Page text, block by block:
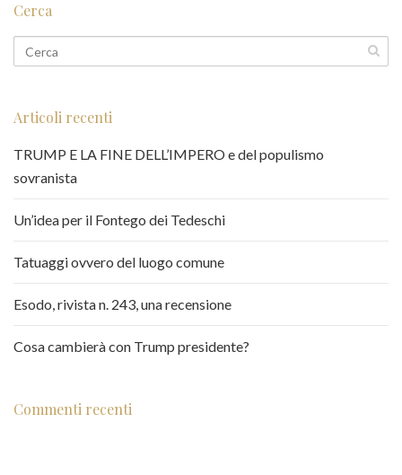
Cerca
Articoli recenti
TRUMP E LA FINE DELL’IMPERO e del populismo
sovranista
Un’idea per il Fontego dei Tedeschi
Tatuaggi ovvero del luogo comune
Esodo, rivista n. 243, una recensione
Cosa cambierà con Trump presidente?
Commenti recenti